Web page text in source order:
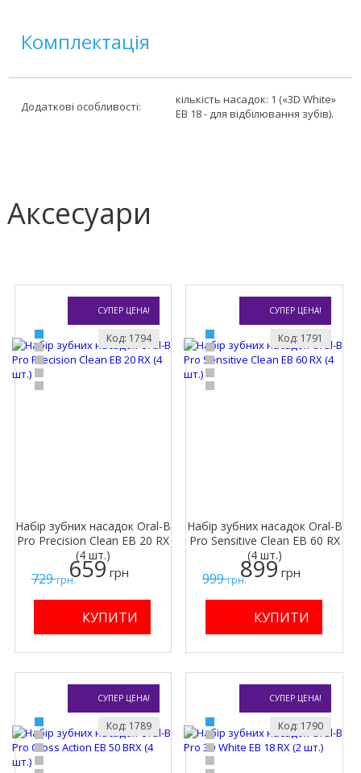
Комплектація
Додаткові особливості:
кількість насадок: 1 («3D White»
EB 18 - для відбілювання зубів).
Аксесуари
СУПЕР ЦЕНА!
729грн.
Набір зубних насадок Oral-B
Pro Precision Clean EB 20 RX
(4 шт.)
Код: 1794
659 грн
СУПЕР ЦЕНА!
999грн.
Набір зубних насадок Oral-B
Pro Sensitive Clean EB 60 RX
(4 шт.)
Код: 1791
899 грн
СУПЕР ЦЕНА!
Код: 1789
СУПЕР ЦЕНА!
Код: 1790